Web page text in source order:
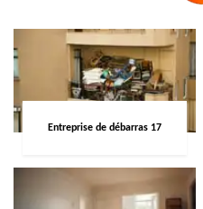
Entreprise de débarras 17